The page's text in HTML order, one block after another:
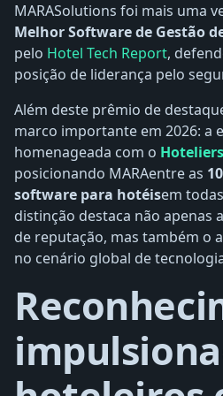
MARASolutions foi mais uma
Melhor Software de Gestão
pelo Hotel Tech Report,
posição de liderança pelo
Além deste prêmio de
marco importante em 2026: a
homenageada com o
posicionando MARAentre as
software para hotéisem
distinção destaca não apenas
de reputação, mas também o
no cenário global de